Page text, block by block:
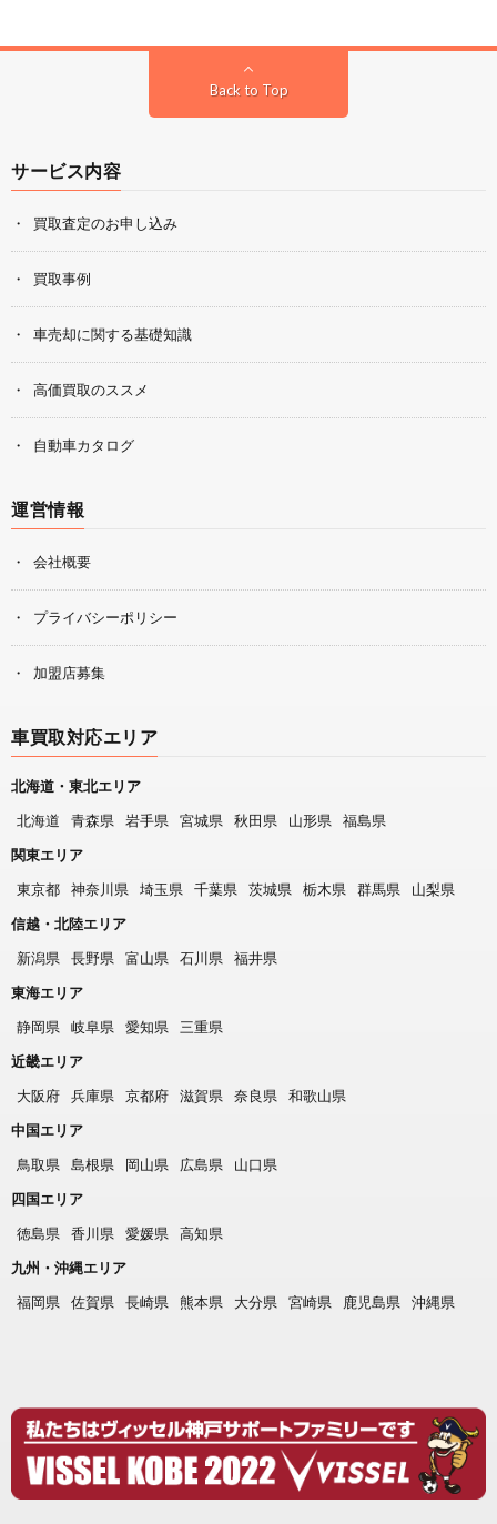
Back to Top
サービス内容
買取査定のお申し込み
買取事例
車売却に関する基礎知識
高価買取のススメ
自動車カタログ
運営情報
会社概要
プライバシーポリシー
加盟店募集
車買取対応エリア
北海道・東北エリア
北海道
青森県 岩手県 宮城県 秋田県 山形県
福島県
関東エリア
東京都
神奈川県 埼玉県 千葉県 茨城県 栃木県 群馬県
山梨県
信越・北陸エリア
新潟県
長野県 富山県 石川県
福井県
東海エリア
静岡県
岐阜県 愛知県
三重県
近畿エリア
大阪府
兵庫県 京都府 滋賀県 奈良県
和歌山県
中国エリア
鳥取県
島根県 岡山県 広島県
山口県
四国エリア
徳島県
香川県 愛媛県
高知県
九州・沖縄エリア
福岡県
佐賀県 長崎県 熊本県 大分県 宮崎県 鹿児島県 沖縄県